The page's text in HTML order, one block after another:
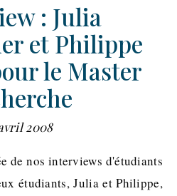
: Julia
et Philippe
le Master
2008
étudiants, Julia et Philippe,